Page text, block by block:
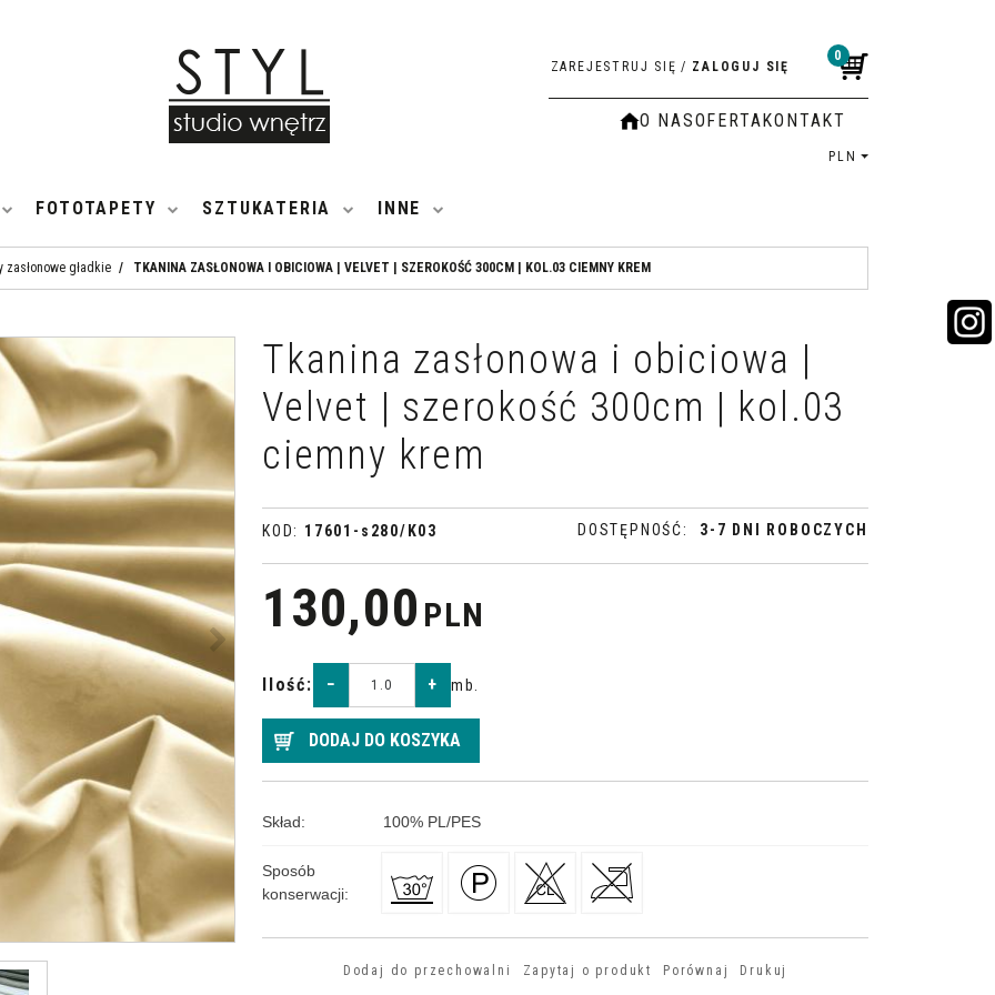
0
ZAREJESTRUJ SIĘ / ZALOGUJ SIĘ
O NASOFERTAKONTAKT
PLN
FOTOTAPETY SZTUKATERIA INNE
zasłonowe gładkie / TKANINA ZASŁONOWA I OBICIOWA | VELVET | SZEROKOŚĆ 300CM | KOL.03 CIEMNY KREM
>
Tkanina zasłonowa i obiciowa |
Velvet | szerokość 300cm | kol.03
ciemny krem
KOD: 17601-s280/K03 DOSTĘPNOŚĆ: 3-7 DNI ROBOCZYCH
130,00 PLN
Ilość: − + mb.
DODAJ DO KOSZYKA
Skład: 100% PL/PES
Sposób
konserwacji:
Dodaj do przechowalni Zapytaj o produkt Porównaj Drukuj